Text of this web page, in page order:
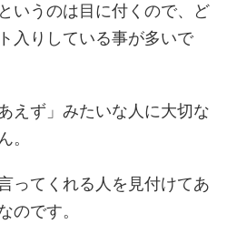
いうのは目に付くので、ど
入りしている事が多いで
えず」みたいな人に大切な
。
ってくれる人を見付けてあ
のです。